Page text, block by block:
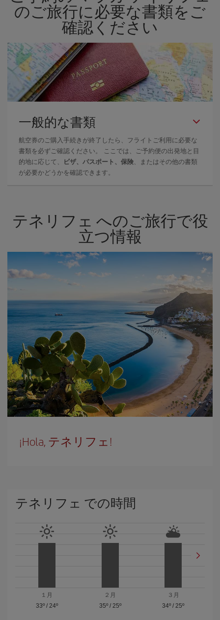
のご旅行に必要な書類をご
確認ください
一般的な書類
航空券のご購入手続きが終了したら、フライトご利用に必要な
書類を必ずご確認ください。 ここでは、ご予約便の出発地と目
的地に応じて、
ビザ、パスポート、保険、またはその他の書類
が必要かどうかを確認できます。
テネリフェ へのご旅行で役
立つ情報
¡Hola, テネリフェ!
テネリフェ での時間
１月
33º/ 24º
２月
35º/ 25º
３月
34º /25º